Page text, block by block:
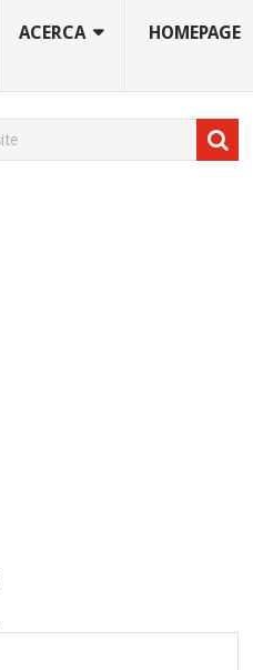
ACERCA HOMEPAGE